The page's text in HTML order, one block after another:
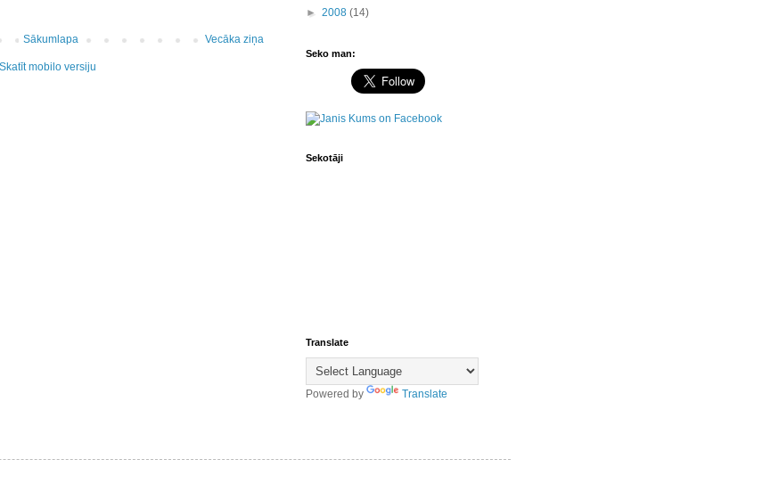
Vecāka ziņa
Sākumlapa
Skatīt mobilo versiju
► 2008 (14)
Seko man:
Sekotāji
Translate
Powered by Translate